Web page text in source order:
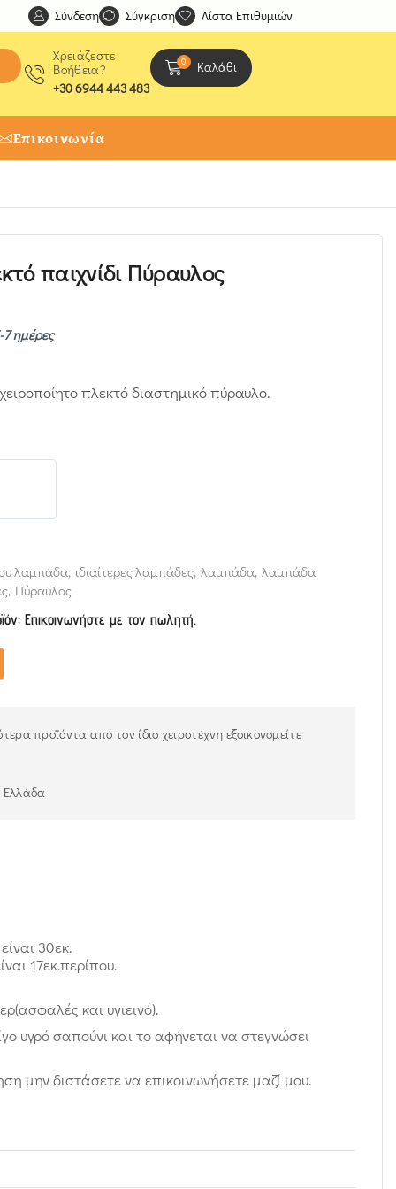
Ανακαλύψτε μοναδικές δημιουργίες από τους
Σύνδεση Σύγκριση Λίστα Επιθυμιών
Χρειάζεστε
Βοήθεια?
+30 6944 443 483
0 Καλάθι
Επικοινωνία
παιχνίδι Πύραυλος
ημέρες
πλεκτό διαστημικό πύραυλο.
λαμπάδα, ιδιαίτερες λαμπάδες, λαμπάδα, λαμπάδα
, Πύραυλος
Επικοινωνήστε με τον πωλητή.
προϊόντα από τον ίδιο χειροτέχνη εξοικονομείτε
Ελλάδα
30εκ.
17εκ.περίπου.
και υγιεινό).
υγρό σαπούνι και το αφήνεται να στεγνώσει
μην διστάσετε να επικοινωνήσετε μαζί μου.